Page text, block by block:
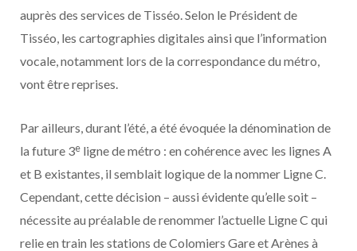
auprès des services de Tisséo. Selon le Président de
Tisséo, les cartographies digitales ainsi que l’information
vocale, notamment lors de la correspondance du métro,
vont être reprises.
Par ailleurs, durant l’été, a été évoquée la dénomination de
la future 3e ligne de métro : en cohérence avec les lignes A
et B existantes, il semblait logique de la nommer Ligne C.
Cependant, cette décision – aussi évidente qu’elle soit –
nécessite au préalable de renommer l’actuelle Ligne C qui
relie en train les stations de Colomiers Gare et Arènes à